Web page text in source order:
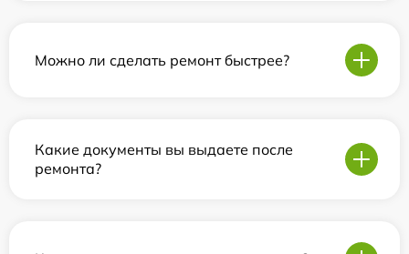
Можно ли сделать ремонт быстрее?
Какие документы вы выдаете после
ремонта?